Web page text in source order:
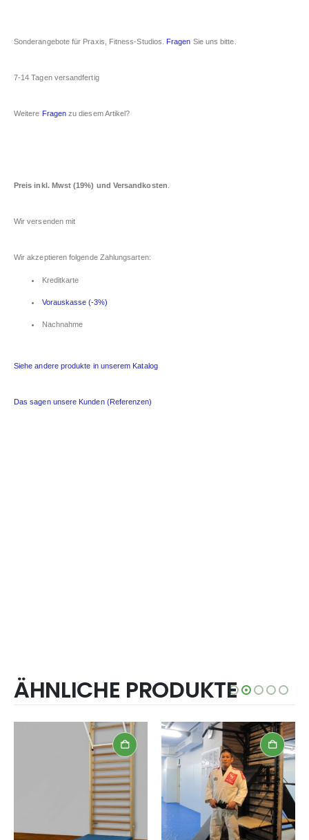
Sonderangebote für Praxis, Fitness-Studios. Fragen Sie uns bitte.
7-14 Tagen versandfertig
Weitere Fragen zu diesem Artikel?
Preis inkl. Mwst (19%) und Versandkosten.
Wir versenden mit
Wir akzeptieren folgende Zahlungsarten:
Kreditkarte
Vorauskasse (-3%)
Nachnahme
Siehe andere produkte in unserem Katalog
Das sagen unsere Kunden (Referenzen)
ÄHNLICHE PRODUKTE
-2%